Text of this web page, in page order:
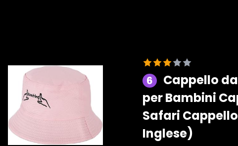
6
Cappello
per Bambini
Safari
Inglese)